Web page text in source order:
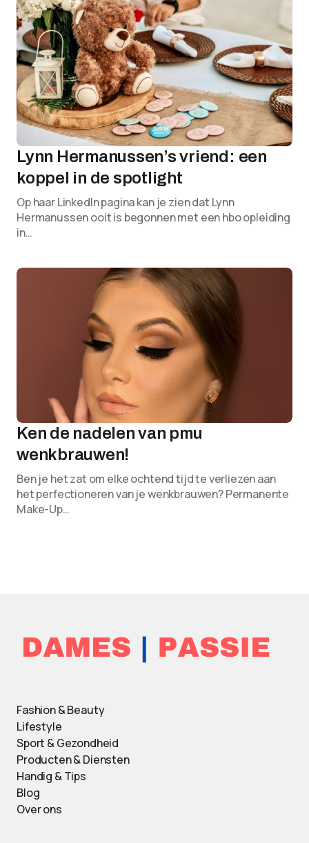
Lynn Hermanussen’s vriend: een
koppel in de spotlight
Op haar LinkedIn pagina kan je zien dat Lynn
Hermanussen ooit is begonnen met een hbo opleiding
in…
Ken de nadelen van pmu
wenkbrauwen!
Ben je het zat om elke ochtend tijd te verliezen aan
het perfectioneren van je wenkbrauwen? Permanente
Make-Up…
Fashion & Beauty
Lifestyle
Sport & Gezondheid
Producten & Diensten
Handig & Tips
Blog
Over ons